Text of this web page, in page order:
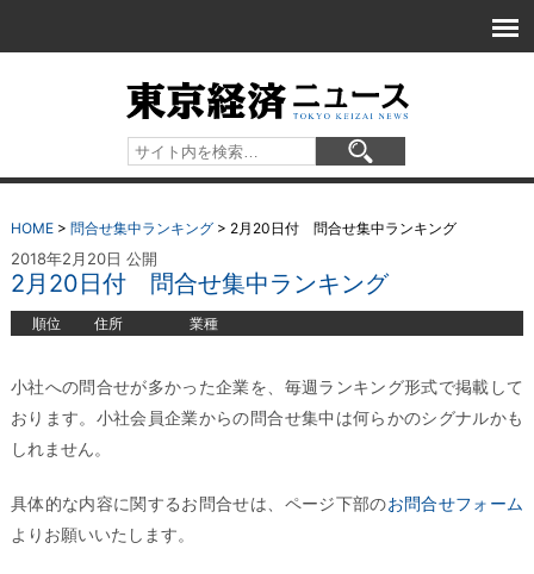
HOME> 問合せ集中ランキング> 2月20日付 問合せ集中ランキング
2018年2月20日 公開
2月20日付 問合せ集中ランキング
順位 住所 業種
小社への問合せが多かった企業を、毎週ランキング形式で掲載して
おります。小社会員企業からの問合せ集中は何らかのシグナルかも
しれません。
具体的な内容に関するお問合せは、ページ下部のお問合せフォーム
よりお願いいたします。